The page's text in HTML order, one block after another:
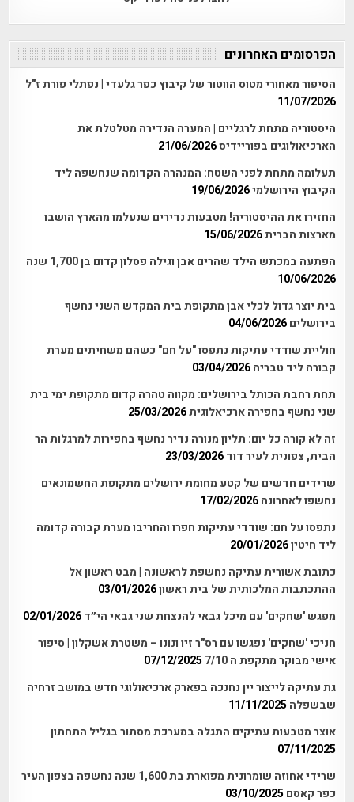
הפרסומים האחרונים
הסיפור מאחורי מטוס הווטור של קיבוץ כפר גלעדי | נפתלי פורת ז"ל
11/07/2026
היסטוריה מתחת לרגליים | המערה הנדירה מטלטלת את
הארכיאולוגים בפוריידיס21/06/2026
תעלומה מתחת לפני השטח: המנהרה הקדומה שנחשפה ליד
הקיבוץ הירושלמי19/06/2026
החזירו את ההיסטוריה! מטבעות נדירים שנעלמו מהארץ הושבו
מארצות הברית15/06/2026
הפתעה במכתש הילד שהרים אבן וגילה פסלון קדום בן 1,700 שנה
10/06/2026
בית יוצר גדול לכלי אבן מתקופת בית המקדש השני נחשף
בירושלים 04/06/2026
חוליית שודדי עתיקות נתפסו "על חם" כשהם משחיתים מערת
קבורה ליד טבריה 03/04/2026
תחת רחבת הכותל בירושלים: מקווה טהרה קדום מתקופת ימי בית
שני נחשף בחפירה ארכיאלוגית25/03/2026
זה לא קורה כל יום: תליון מנורה נדיר נחשף בחפירות למרגלות הר
הבית, צפונית לעיר דוד 23/03/2026
שרידים חדשים של קטע מחומת ירושלים מתקופת החשמונאים
נחשפו לאחרונה 17/02/2026
נתפסו על חם: שודדי עתיקות חפרו והחריבו מערת קבורה קדומה
ליד חיטין20/01/2026
כתובת אשורית עתיקה נחשפת לראשונה | מבט ראשון אל
ההתכתבות המלכותית של בית ראשון03/01/2026
מפגש 'שחקים' עם מיכל גבאי להנצחת שני גבאי הי״ד 02/01/2026
חניכי 'שחקים' נפגשו עם רס"ר זיו ונונו – משטרת אשקלון | סיפור
אישי מבוקר מתקפת ה 7/10
07/12/2025
גת עתיקה לייצור יין נחנכה בפארק ארכיאולוגי חדש במושב זרחיה
שבשפלה 11/11/2025
אוצר מטבעות עתיקים התגלה במערכת מסתור בגליל התחתון
07/11/2025
שרידי אחוזה שומרונית מפוארת בת 1,600 שנה נחשפה בצפון העיר
כפר קאסם 03/10/2025